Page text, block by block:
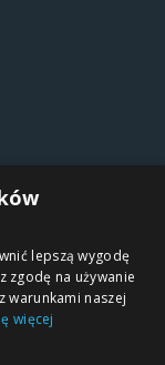
Copyright © 2012-2026
Sklep internetowy
iPICASSO.PL
Malowanie po
numerach – zbliż
się do świata sztuki!
lepszą wygodę
zgodę na używanie
warunkami naszej
więcej